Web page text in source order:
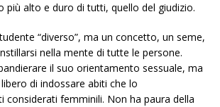
più alto e duro di tutti, quello del giudizio.
“diverso”, ma un concetto, un seme,
nella mente di tutte le persone.
il suo orientamento sessuale, ma
di indossare abiti che lo
considerati femminili. Non ha paura della